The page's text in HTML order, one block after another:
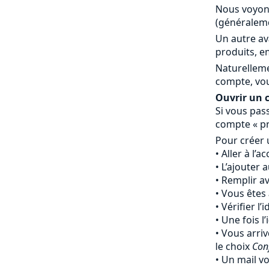
Nous
Un autre
produits,
compte,
Ouvrir un
Si vous
compte «
Pour créer
Aller à
L’ajouter
Remplir
Vous
Vérifier
Une fois
Vous
le choix
Un mail